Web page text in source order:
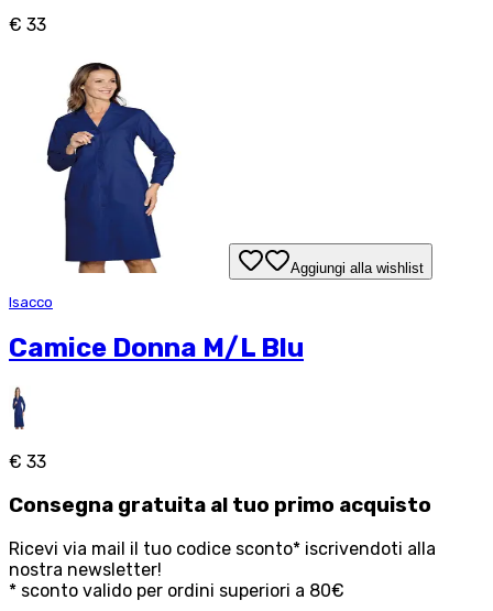
€ 33
Aggiungi alla wishlist
Isacco
Camice Donna M/L Blu
€ 33
Consegna gratuita al tuo primo acquisto
Ricevi via mail il tuo codice sconto* iscrivendoti alla
nostra newsletter!
* sconto valido per ordini superiori a 80€